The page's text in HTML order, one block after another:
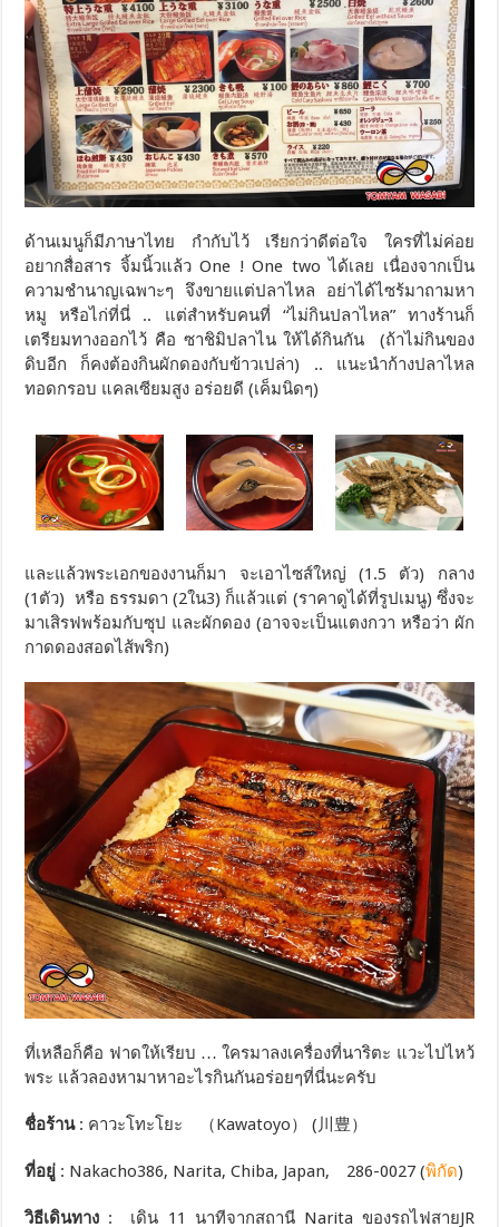
ด้านเมนูก็มีภาษาไทย กำกับไว้ เรียกว่าดีต่อใจ ใครที่ไม่ค่อย
อยากสื่อสาร จิ้มนิ้วแล้ว One ! One two ได้เลย เนื่องจากเป็น
ความชำนาญเฉพาะๆ จึงขายแต่ปลาไหล อย่าได้ไซร้มาถามหา
หมู หรือไก่ที่นี่ .. แต่สำหรับคนที่ “ไม่กินปลาไหล” ทางร้านก็
เตรียมทางออกไว้ คือ ซาชิมิปลาไน ให้ได้กินกัน (ถ้าไม่กินของ
ดิบอีก ก็คงต้องกินผักดองกับข้าวเปล่า) .. แนะนำก้างปลาไหล
ทอดกรอบ แคลเซียมสูง อร่อยดี (เค็มนิดๆ)
และแล้วพระเอกของงานก็มา จะเอาไซส์ใหญ่ (1.5 ตัว) กลาง
(1ตัว) หรือ ธรรมดา (2ใน3) ก็แล้วแต่ (ราคาดูได้ที่รูปเมนู) ซึ่งจะ
มาเสิรฟพร้อมกับซุป และผักดอง (อาจจะเป็นแตงกวา หรือว่า ผัก
กาดดองสอดไส้พริก)
ที่เหลือก็คือ ฟาดให้เรียบ … ใครมาลงเครื่องที่นาริตะ แวะไปไหว้
พระ แล้วลองหามาหาอะไรกินกันอร่อยๆที่นี่นะครับ
ชื่อร้าน: คาวะโทะโยะ （Kawatoyo） (川豊）
ที่อยู่ : Nakacho386, Narita, Chiba, Japan, 286-0027 (พิกัด)
วิธีเดินทาง : เดิน 11 นาทีจากสถานี Narita ของรถไฟสายJR